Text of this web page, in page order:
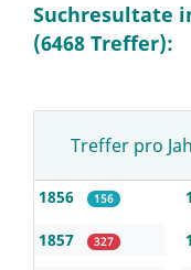
Suchresultate
(6468 Treffer):
Treffer pro
1856 156
1857 327